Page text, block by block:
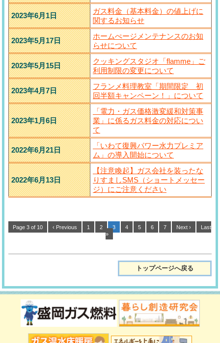
2023年6月1日
ガス料金（基本料金）の値上げに
関するお知らせ
2023年5月17日
ホームぺージメンテナンスのお知
らせについて
2023年5月15日
クッキングスタジオ「flamme」ご
利用制限の変更について
2023年4月7日
フランメ料理教室「期間限定 初
回半額キャンペーン！」について
2023年1月6日
「電力・ガス価格激変緩和対策事
業」に係るガス料金の対応につい
て
2022年6月21日
「いわて復興パワー水力プレミア
ム」の導入開始について
2022年6月13日
【注意喚起】ガス会社を装ったな
りすましSMS（ショートメッセー
ジ）にご注意ください
Page 3 of 10 ‹ Previous 1 2 3 4 5 6 7 Next ›
Last
»
トップページへ戻る